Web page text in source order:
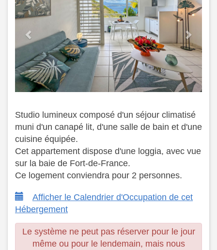
Studio lumineux composé d'un séjour climatisé
muni d'un canapé lit, d'une salle de bain et d'une
cuisine équipée. ​
Cet appartement dispose d'une loggia, avec vue
sur la baie de Fort-de-France.
​ Ce logement conviendra pour 2 personnes.
Afficher le Calendrier d'Occupation de cet
Hébergement
Le système ne peut pas réserver pour le jour
même ou pour le lendemain, mais nous